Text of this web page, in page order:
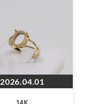
2026.04.01
14K